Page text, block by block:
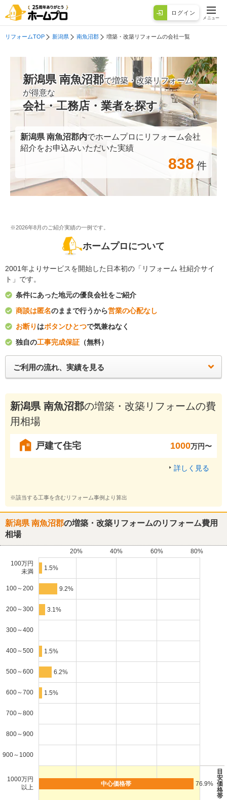
ログイン
メニュー
リフォームTOP 新潟県 南魚沼郡 増築・改築リフォームの会社一覧
新潟県 南魚沼郡で増築・改築リフォーム
が得意な
会社・工務店・業者を探す
新潟県 南魚沼郡内でホームプロにリフォーム会社
紹介をお申込みいただいた実績
838 件
※2026年8月のご紹介実績の一例です。
ホームプロについて
2001年よりサービスを開始した日本初の「リフォーム 社紹介サイ
ト」です。
条件にあった地元の優良会社をご紹介
商談は匿名のままで行うから営業の心配なし
お断り はボタンひとつで気兼ねなく
独自の工事完成保証 （無料）
ご利用の流れ、実績を見る
新潟県 南魚沼郡の増築・改築リフォームの費
用相場
戸建て住宅 1000万円〜
詳しく見る
※該当する工事を含むリフォーム事例より算出
新潟県 南魚沼郡の増築・改築リフォームのリフォーム費用
相場
20% 40% 60%
80%
100万円
未満
1.5%
100～200 9.2%
200～300 3.1%
300～400
400～500 1.5%
500～600 6.2%
600～700 1.5%
700～800
800～900
900～1000
1000万円
以上
76.9%
目
安
価
格
帯